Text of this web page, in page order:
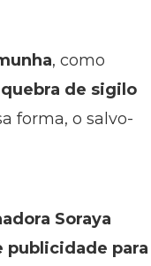
, como
de sigilo
forma, o salvo-
Soraya
publicidade para